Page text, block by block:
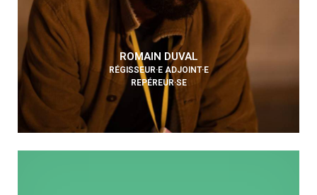
ROMAIN DUVAL
RÉGISSEUR·E ADJOINT·E
REPÉREUR·SE